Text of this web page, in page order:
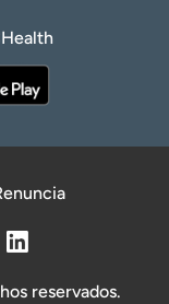
reservados.